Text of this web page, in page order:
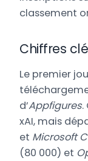
classement
Chiffres
Le premier
d’Appfigures.
xAI, mais
et Microsoft
(80 000) et